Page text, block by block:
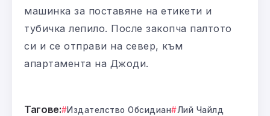
машинка за поставяне на етикети и
тубичка лепило. После закопча палтото
си и се отправи на север, към
апартамента на Джоди.
Тагове: Издателство Обсидиан
Лий Чайлд